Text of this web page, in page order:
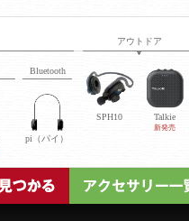
アウトドア
Bluetooth
pi（パイ）
SPH10 Talkie
新発売